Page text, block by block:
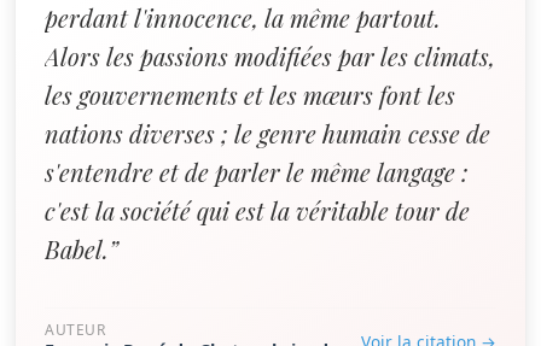
perdant l'innocence, la même partout.
Alors les passions modifiées par les climats,
les gouvernements et les mœurs font les
nations diverses ; le genre humain cesse de
s'entendre et de parler le même langage :
c'est la société qui est la véritable tour de
Babel.”
AUTEUR Voir la citation →